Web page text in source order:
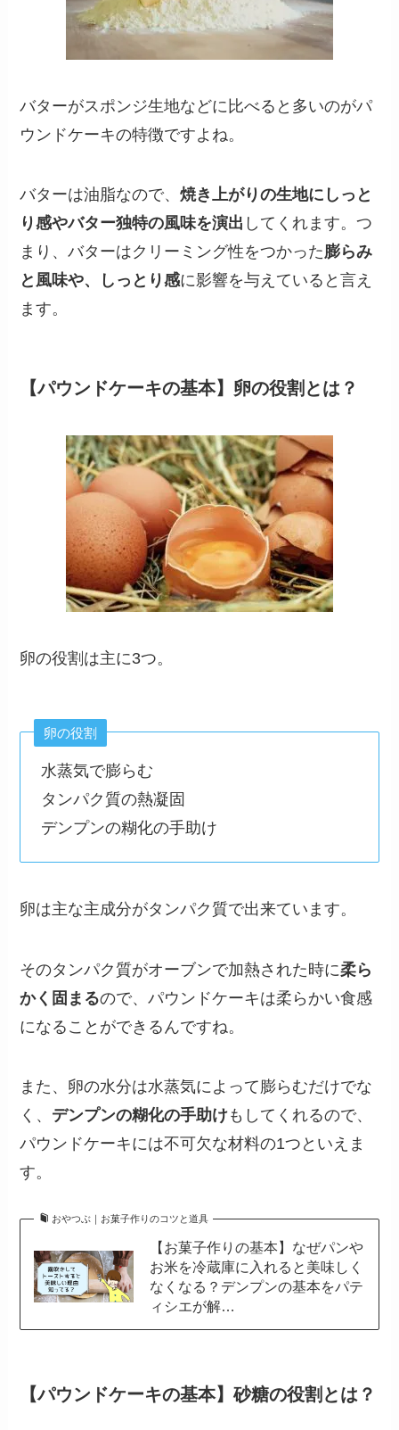
バターがスポンジ生地などに比べると多いのがパ
ウンドケーキの特徴ですよね。
バターは油脂なので、焼き上がりの生地にしっと
り感やバター独特の風味を演出 してくれます。つ
まり、バターはクリーミング性をつかった膨らみ
と風味や、しっとり感に影響を与えていると言え
ます。
【パウンドケーキの基本】卵の役割とは？
卵の役割は主に3つ。
卵の役割
水蒸気で膨らむ
タンパク質の熱凝固
デンプンの糊化の手助け
卵は主な主成分がタンパク質で出来ています。
そのタンパク質がオーブンで加熱された時に柔ら
かく固まるので、パウンドケーキは柔らかい食感
になることができるんですね。
また、卵の水分は水蒸気によって膨らむだけでな
く、 デンプンの糊化の手助けもしてくれるので、
パウンドケーキには不可欠な材料の1つといえま
す。
おやつぶ｜お菓子作りのコツと道具
【お菓子作りの基本】なぜパンや
お米を冷蔵庫に入れると美味しく
なくなる？デンプンの基本をパテ
ィシエが解…
【パウンドケーキの基本】砂糖の役割とは？